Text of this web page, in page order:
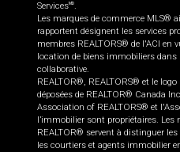
ServicesMD.
Les marques de commerce MLS®
rapportent désignent les services
membres REALTORS® de l'ACI en
location de biens immobiliers dans
collaborative.
REALTOR®, REALTORS® et le
déposées de REALTOR® Canada
Association of REALTORS® et
l’immobilier sont propriétaires. Les
REALTOR® servent à distinguer
les courtiers et agents immobilier